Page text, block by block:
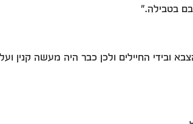
בטבילה."
החיילים ולכן כבר היה מעשה קנין